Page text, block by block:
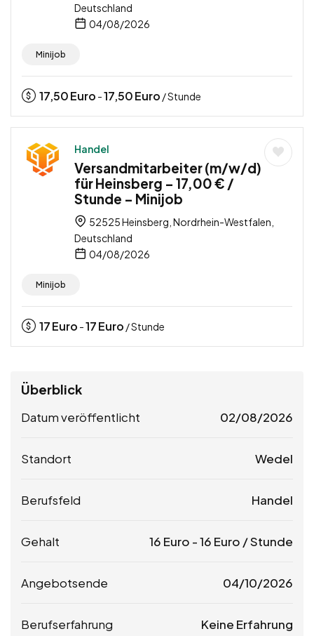
Deutschland
04/08/2026
Minijob
17,50Euro -17,50Euro / Stunde
Handel
Versandmitarbeiter (m/w/d)
für Heinsberg – 17,00 € /
Stunde – Minijob
52525 Heinsberg, Nordrhein-Westfalen,
Deutschland
04/08/2026
Minijob
17Euro -17Euro / Stunde
Überblick
Datum veröffentlicht 02/08/2026
Standort Wedel
Berufsfeld Handel
Gehalt 16 Euro -16 Euro / Stunde
Angebotsende 04/10/2026
Berufserfahrung Keine Erfahrung